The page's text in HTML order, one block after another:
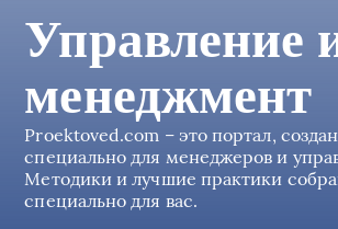
Управление
менеджмент
Proektoved.com – это портал,
специально для менеджеров и
Методики и лучшие практики
специально для вас.